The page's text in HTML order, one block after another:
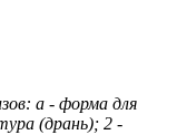
а - форма для
(дрань); 2 -